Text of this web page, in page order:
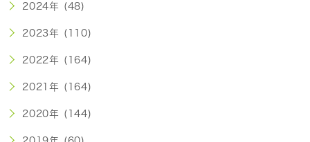
2024年 (48)
2023年 (110)
2022年 (164)
2021年 (164)
2020年 (144)